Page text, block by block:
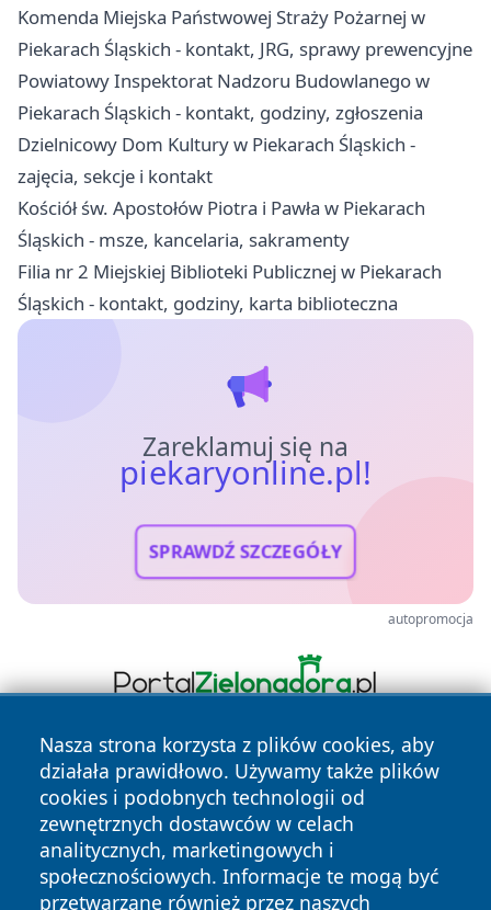
Komenda Miejska Państwowej Straży Pożarnej w
Piekarach Śląskich - kontakt, JRG, sprawy prewencyjne
Powiatowy Inspektorat Nadzoru Budowlanego w
Piekarach Śląskich - kontakt, godziny, zgłoszenia
Dzielnicowy Dom Kultury w Piekarach Śląskich -
zajęcia, sekcje i kontakt
Kościół św. Apostołów Piotra i Pawła w Piekarach
Śląskich - msze, kancelaria, sakramenty
Filia nr 2 Miejskiej Biblioteki Publicznej w Piekarach
Śląskich - kontakt, godziny, karta biblioteczna
Zareklamuj się na
piekaryonline.pl!
SPRAWDŹ SZCZEGÓŁY
autopromocja
Nasza strona korzysta z plików cookies, aby
działała prawidłowo. Używamy także plików
cookies i podobnych technologii od
zewnętrznych dostawców w celach
analitycznych, marketingowych i
społecznościowych. Informacje te mogą być
przetwarzane również przez naszych
Copyright © 2026 piekaryonline.pl Wszystkie prawa
zastrzeżone.